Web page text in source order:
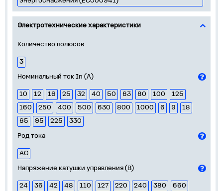
Электротехнические характеристики
Количество полюсов
3
Номинальный ток In (А)
10 12 16 25 32 40 50 63 80 100
125
160
250 400 500 630 800 1000 6 9
18
65
95 225
330
Род тока
AC
Напряжение катушки управления (В)
24 36 42 48 110 127 220 240 380
660